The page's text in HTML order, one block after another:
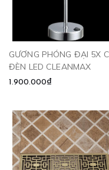
GƯƠNG PHÓNG ĐẠI 5X
ĐÈN LED CLEANMAX
1.900.000₫